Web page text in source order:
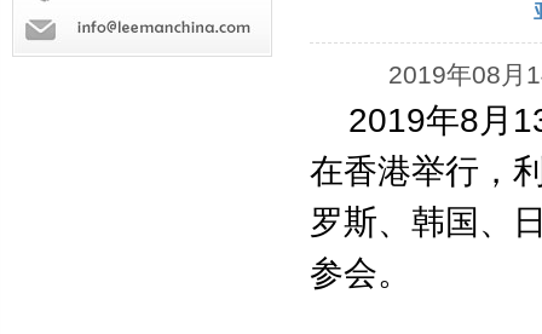
2019年08月
2019年8月
在香港举行，
罗斯、韩国、
参会。